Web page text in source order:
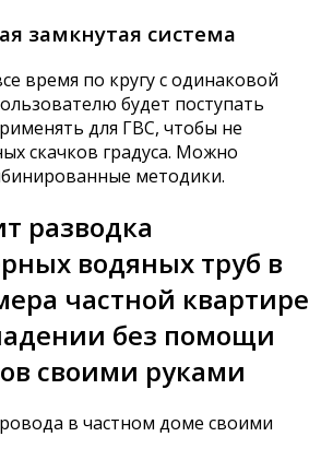
замкнутая система
время по кругу с одинаковой
будет поступать
для ГВС, чтобы не
скачков градуса. Можно
методики.
разводка
водяных труб в
частной квартире
без помощи
своими руками